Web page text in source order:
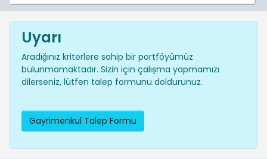
Uyarı
Aradığınız kriterlere sahip bir portföyümüz
bulunmamaktadır. Sizin için çalışma yapmamızı
dilerseniz, lütfen talep formunu doldurunuz.
Gayrimenkul Talep Formu